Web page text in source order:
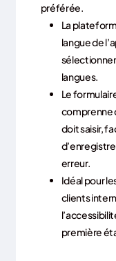
préférée.
La
langue de
langues.
Le
comprenne
doit saisir,
erreur.
Idéal pour
clients
première